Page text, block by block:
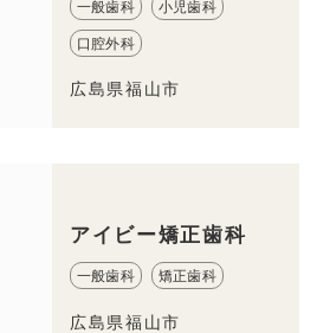
一般歯科 小児歯科
口腔外科
広島県福山市
アイビー矯正歯科
一般歯科 矯正歯科
広島県福山市